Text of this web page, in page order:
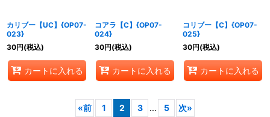
カリブー【UC】{OP07-
023}
30円(税込)
カートに入れる
コアラ【C】{OP07-
024}
30円(税込)
カートに入れる
コリブー【C】{OP07-
025}
30円(税込)
カートに入れる
«前 1 2 3 ... 5 次»